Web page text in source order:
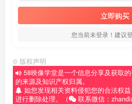
立即购买
您当前未登录！建议
© 版权声明
58映像学堂是一个信息分享及获取
的来源及知识产权归属。
如您发现相关资料侵犯您的合法权
进行删除处理。（
联系微信：